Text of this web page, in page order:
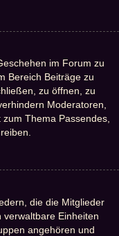
im Forum zu
Bereich Beiträge zu
zu öffnen, zu
Moderatoren,
Thema Passendes,
die die Mitglieder
Einheiten
angehören und